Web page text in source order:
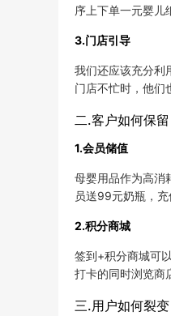
序上下单一元婴儿
3.门店引导
我们还应该充分利
门店不忙时，他们
二.客户如何保留
1.会员储值
母婴用品作为高消
员送99元奶瓶，
2.积分商城
签到+积分商城可
打卡的同时浏览商
三.用户如何裂变